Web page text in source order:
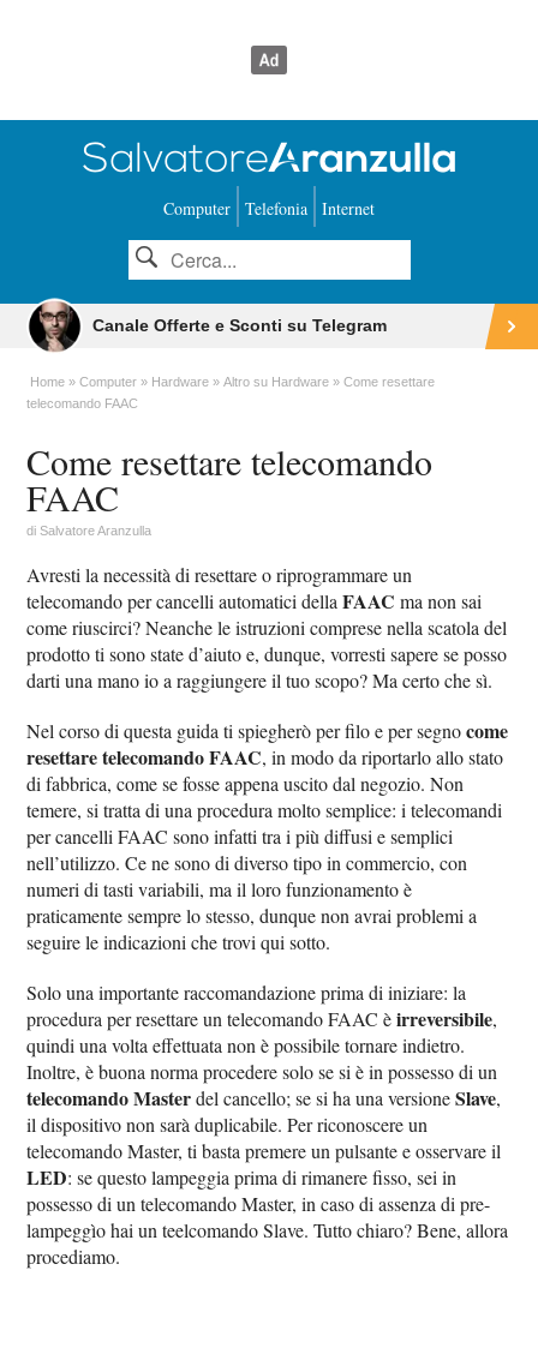
Computer Telefonia Internet
Canale Offerte e Sconti su Telegram
Home Computer Hardware Altro su Hardware
Come resettare
telecomando FAAC
Come resettare telecomando
FAAC
diSalvatore Aranzulla
Avresti la necessità di resettare o riprogrammare un
telecomando per cancelli automatici dellaFAAC ma non sai
come riuscirci? Neanche le istruzioni comprese nella scatola del
prodotto ti sono state d’aiuto e, dunque, vorresti sapere se posso
darti una mano io a raggiungere il tuo scopo? Ma certo che sì.
Nel corso di questa guida ti spiegherò per filo e per segnocome
resettare telecomando FAAC, in modo da riportarlo allo stato
di fabbrica, come se fosse appena uscito dal negozio. Non
temere, si tratta di una procedura molto semplice: i telecomandi
per cancelli FAAC sono infatti tra i più diffusi e semplici
nell’utilizzo. Ce ne sono di diverso tipo in commercio, con
numeri di tasti variabili, ma il loro funzionamento è
praticamente sempre lo stesso, dunque non avrai problemi a
seguire le indicazioni che trovi qui sotto.
Solo una importante raccomandazione prima di iniziare: la
procedura per resettare un telecomando FAAC èirreversibile,
quindi una volta effettuata non è possibile tornare indietro.
Inoltre, è buona norma procedere solo se si è in possesso di un
telecomando Masterdel cancello; se si ha una versioneSlave,
il dispositivo non sarà duplicabile. Per riconoscere un
telecomando Master, ti basta premere un pulsante e osservare il
LED: se questo lampeggia prima di rimanere fisso, sei in
possesso di un telecomando Master, in caso di assenza di pre-
lampeggìo hai un teelcomando Slave. Tutto chiaro? Bene, allora
procediamo.